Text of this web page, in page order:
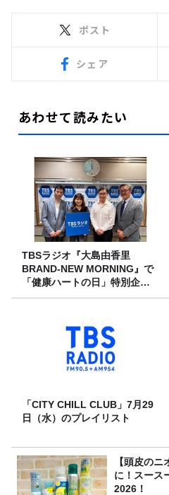
ポスト
シェア
あわせて読みたい
TBSラジオ『大島由香里
BRAND-NEW MORNING』で
「健康ハートの日」特別企画
を8/10（月）に放送
「CITY CHILL CLUB」7月29
日（水）のプレイリスト
【頭皮の
に！スース
2026！